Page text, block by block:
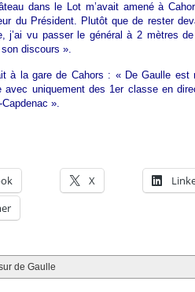
dans le Lot m’avait amené à
du Président. Plutôt que de rester
j’ai vu passer le général à 2 mètres
discours ».
à la gare de Cahors : « De Gaulle est
avec uniquement des 1er classe en
».
X
de Gaulle